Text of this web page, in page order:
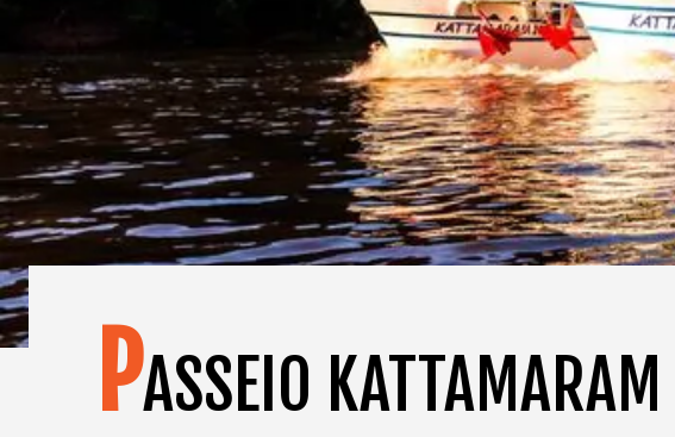
PASSEIO KATTAMARAM